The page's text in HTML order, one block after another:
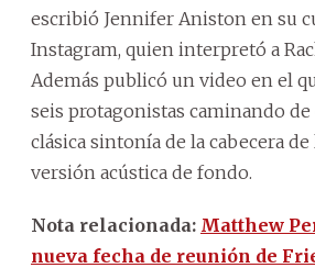
escribió Jennifer Aniston en su
Instagram, quien interpretó a
Además publicó un video en el
seis protagonistas caminando de
clásica sintonía de la cabecera
versión acústica de fondo.
Nota relacionada: Matthew
nueva fecha de reunión de